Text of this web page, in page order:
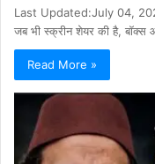
Last Updated:July 04,
जब भी स्क्रीन शेयर की है,
Read More »